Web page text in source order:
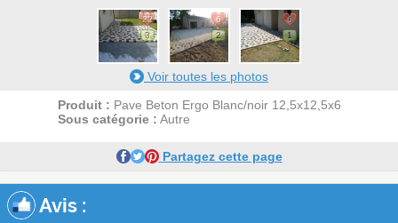
22
3
6
2
6
1
Voir toutes les photos
Produit : Pave Beton Ergo Blanc/noir 12,5x12,5x6
Sous catégorie : Autre
Partagez cette page
Avis :